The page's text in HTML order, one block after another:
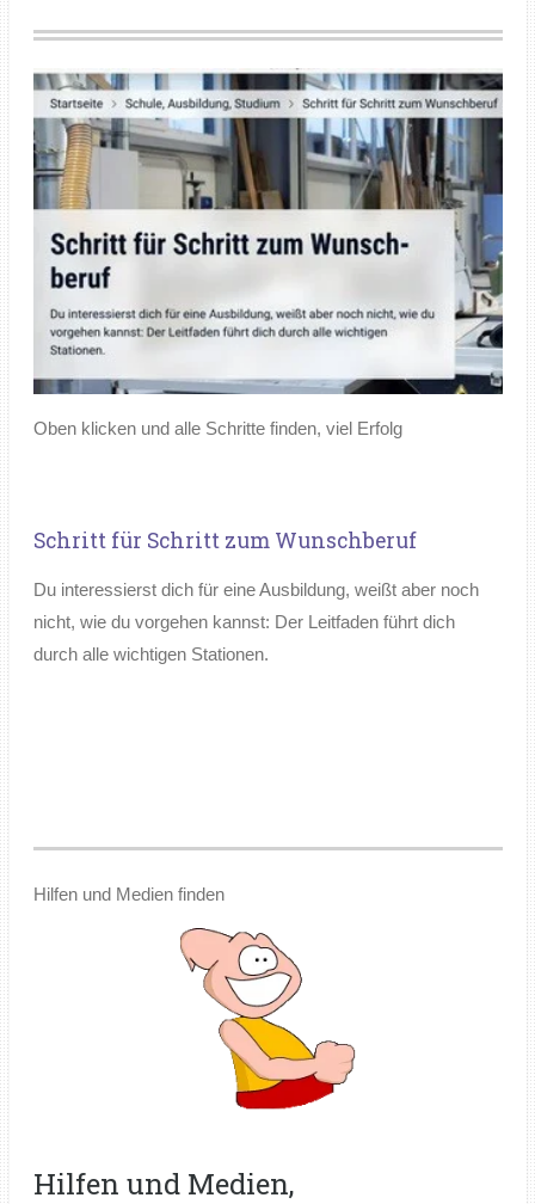
Oben klicken und alle Schritte finden, viel Erfolg
Schritt für Schritt zum Wunschberuf
Du interessierst dich für eine Ausbildung, weißt aber noch
nicht, wie du vorgehen kannst: Der Leitfaden führt dich
durch alle wichtigen Stationen.
Hilfen und Medien finden
Hilfen und Medien,